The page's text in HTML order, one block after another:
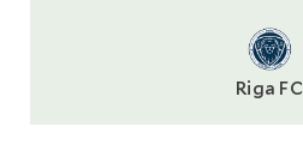
Riga FC